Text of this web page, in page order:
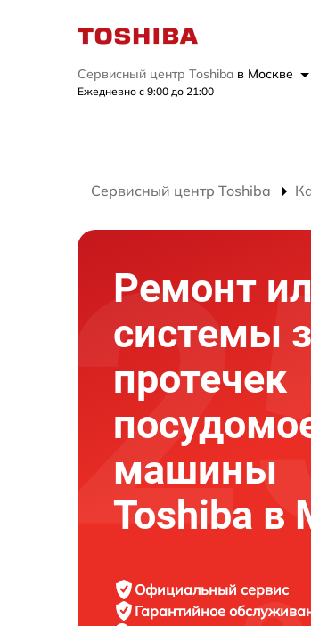
Сервисный центр Toshiba в Москве
Ежедневно с 9:00 до 21:00
Сервисный центр Toshiba
Ремонт
системы
протечек
машины
Toshiba в
Официальный сервис
Гарантийное